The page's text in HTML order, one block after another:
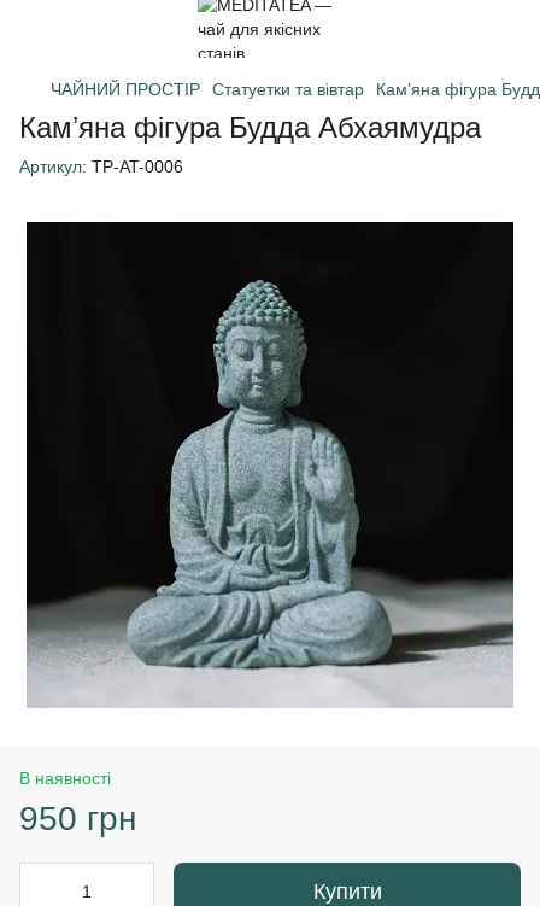
ЧАЙНИЙ ПРОСТІР Статуетки та вівтар Камʼяна фігура
Камʼяна фігура Будда Абхаямудра
Артикул: TP-AT-0006
В наявності
950 грн
Купити